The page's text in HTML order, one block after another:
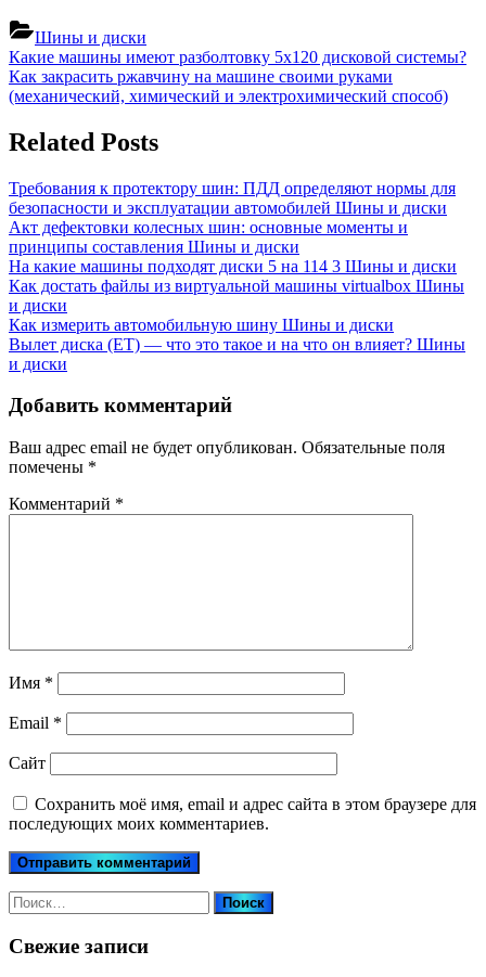
Шины и диски
Навигация
по
Previous
Post:
Какие машины имеют разболтовку 5х120 дисковой системы?
Next
Post:
Как закрасить ржавчину на машине своими руками
(механический, химический и электрохимический способ)
Related Posts
Требования к протектору шин: ПДД определяют нормы для
безопасности и эксплуатации автомобилей Шины и диски
Акт дефектовки колесных шин: основные моменты и
принципы составления Шины и диски
На какие машины подходят диски 5 на 114 3 Шины и диски
Как достать файлы из виртуальной машины virtualbox Шины
и диски
Как измерить автомобильную шину Шины и диски
Вылет диска (ET) — что это такое и на что он влияет? Шины
и диски
Добавить комментарий
Ваш адрес email не будет опубликован. Обязательные поля
помечены *
Комментарий *
Имя *
Email *
Сайт
Сохранить моё имя, email и адрес сайта в этом браузере для
последующих моих комментариев.
Найти:
Свежие записи